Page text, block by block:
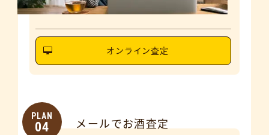
オンライン査定
PLAN
04 メールでお酒査定